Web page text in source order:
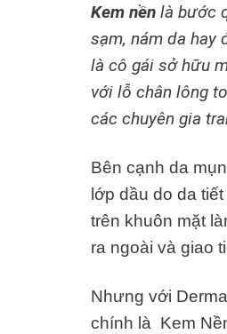
Kem nền là bước
sạm, nám da hay
là cô gái sởhữu
với lỗ chân lông
các chuyên gia
Bên cạnh da
lớp dầu do da
trên khuôn mặt
ra ngoài và giao
Nhưng với
chính là Kem